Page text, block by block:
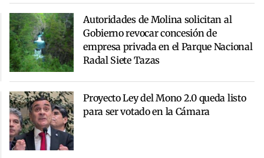
Autoridades de Molina solicitan al
Gobierno revocar concesión de
empresa privada en el Parque Nacional
Radal Siete Tazas
Proyecto Ley del Mono 2.0 queda listo
para ser votado en la Cámara